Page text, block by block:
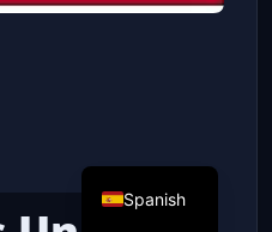
Spanish